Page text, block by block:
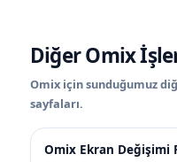
Diğer Omix
Omix için sunduğumuz
sayfaları.
Omix Ekran Değişimi